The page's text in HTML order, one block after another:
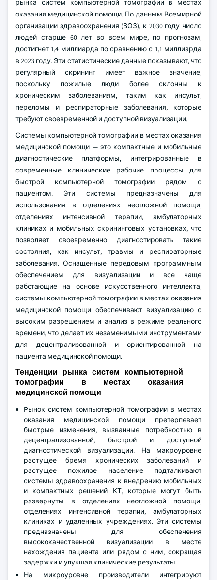
рынка систем компьютерной томографии в местах
оказания медицинской помощи. По данным Всемирной
организации здравоохранения (ВОЗ), к 2030 году число
людей старше 60 лет во всем мире, по прогнозам,
достигнет 1,4 миллиарда по сравнению с 1,1 миллиарда
в 2023 году. Эти статистические данные показывают, что
регулярный скрининг имеет важное значение,
поскольку пожилые люди более склонны к
хроническим заболеваниям, таким как инсульт,
переломы и респираторные заболевания, которые
требуют своевременной и доступной визуализации.
Системы компьютерной томографии в местах оказания
медицинской помощи — это компактные и мобильные
диагностические платформы, интегрированные в
современные клинические рабочие процессы для
быстрой компьютерной томографии рядом с
пациентом. Эти системы предназначены для
использования в отделениях неотложной помощи,
отделениях интенсивной терапии, амбулаторных
клиниках и мобильных скрининговых установках, что
позволяет своевременно диагностировать такие
состояния, как инсульт, травмы и респираторные
заболевания. Оснащенные передовым программным
обеспечением для визуализации и все чаще
работающие на основе искусственного интеллекта,
системы компьютерной томографии в местах оказания
медицинской помощи обеспечивают визуализацию с
высоким разрешением и анализ в режиме реального
времени, что делает их незаменимыми инструментами
для децентрализованной и ориентированной на
пациента медицинской помощи.
Тенденции рынка систем компьютерной
томографии в местах оказания
медицинской помощи
Рынок систем компьютерной томографии в местах
оказания медицинской помощи претерпевает
быстрые изменения, вызванные потребностью в
децентрализованной, быстрой и доступной
диагностической визуализации. На макроуровне
растущее бремя хронических заболеваний и
растущее пожилое население подталкивают
системы здравоохранения к внедрению мобильных
и компактных решений КТ, которые могут быть
развернуты в отделениях неотложной помощи,
отделениях интенсивной терапии, амбулаторных
клиниках и удаленных учреждениях. Эти системы
предназначены для обеспечения
высококачественной визуализации в месте
нахождения пациента или рядом с ним, сокращая
задержки и улучшая клинические результаты.
На микроуровне производители интегрируют